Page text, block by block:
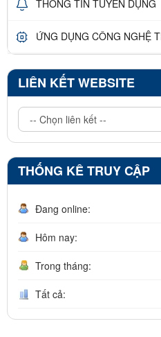
THÔNG TIN TUYỂN DỤNG
ỨNG DỤNG CÔNG NGHỆ
LIÊN KẾT WEBSITE
THỐNG KÊ TRUY CẬP
Đang online:
Hôm nay:
Trong tháng:
Tất cả: